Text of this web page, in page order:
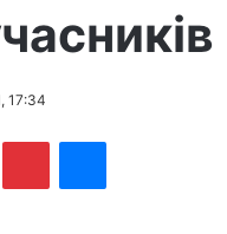
17:34